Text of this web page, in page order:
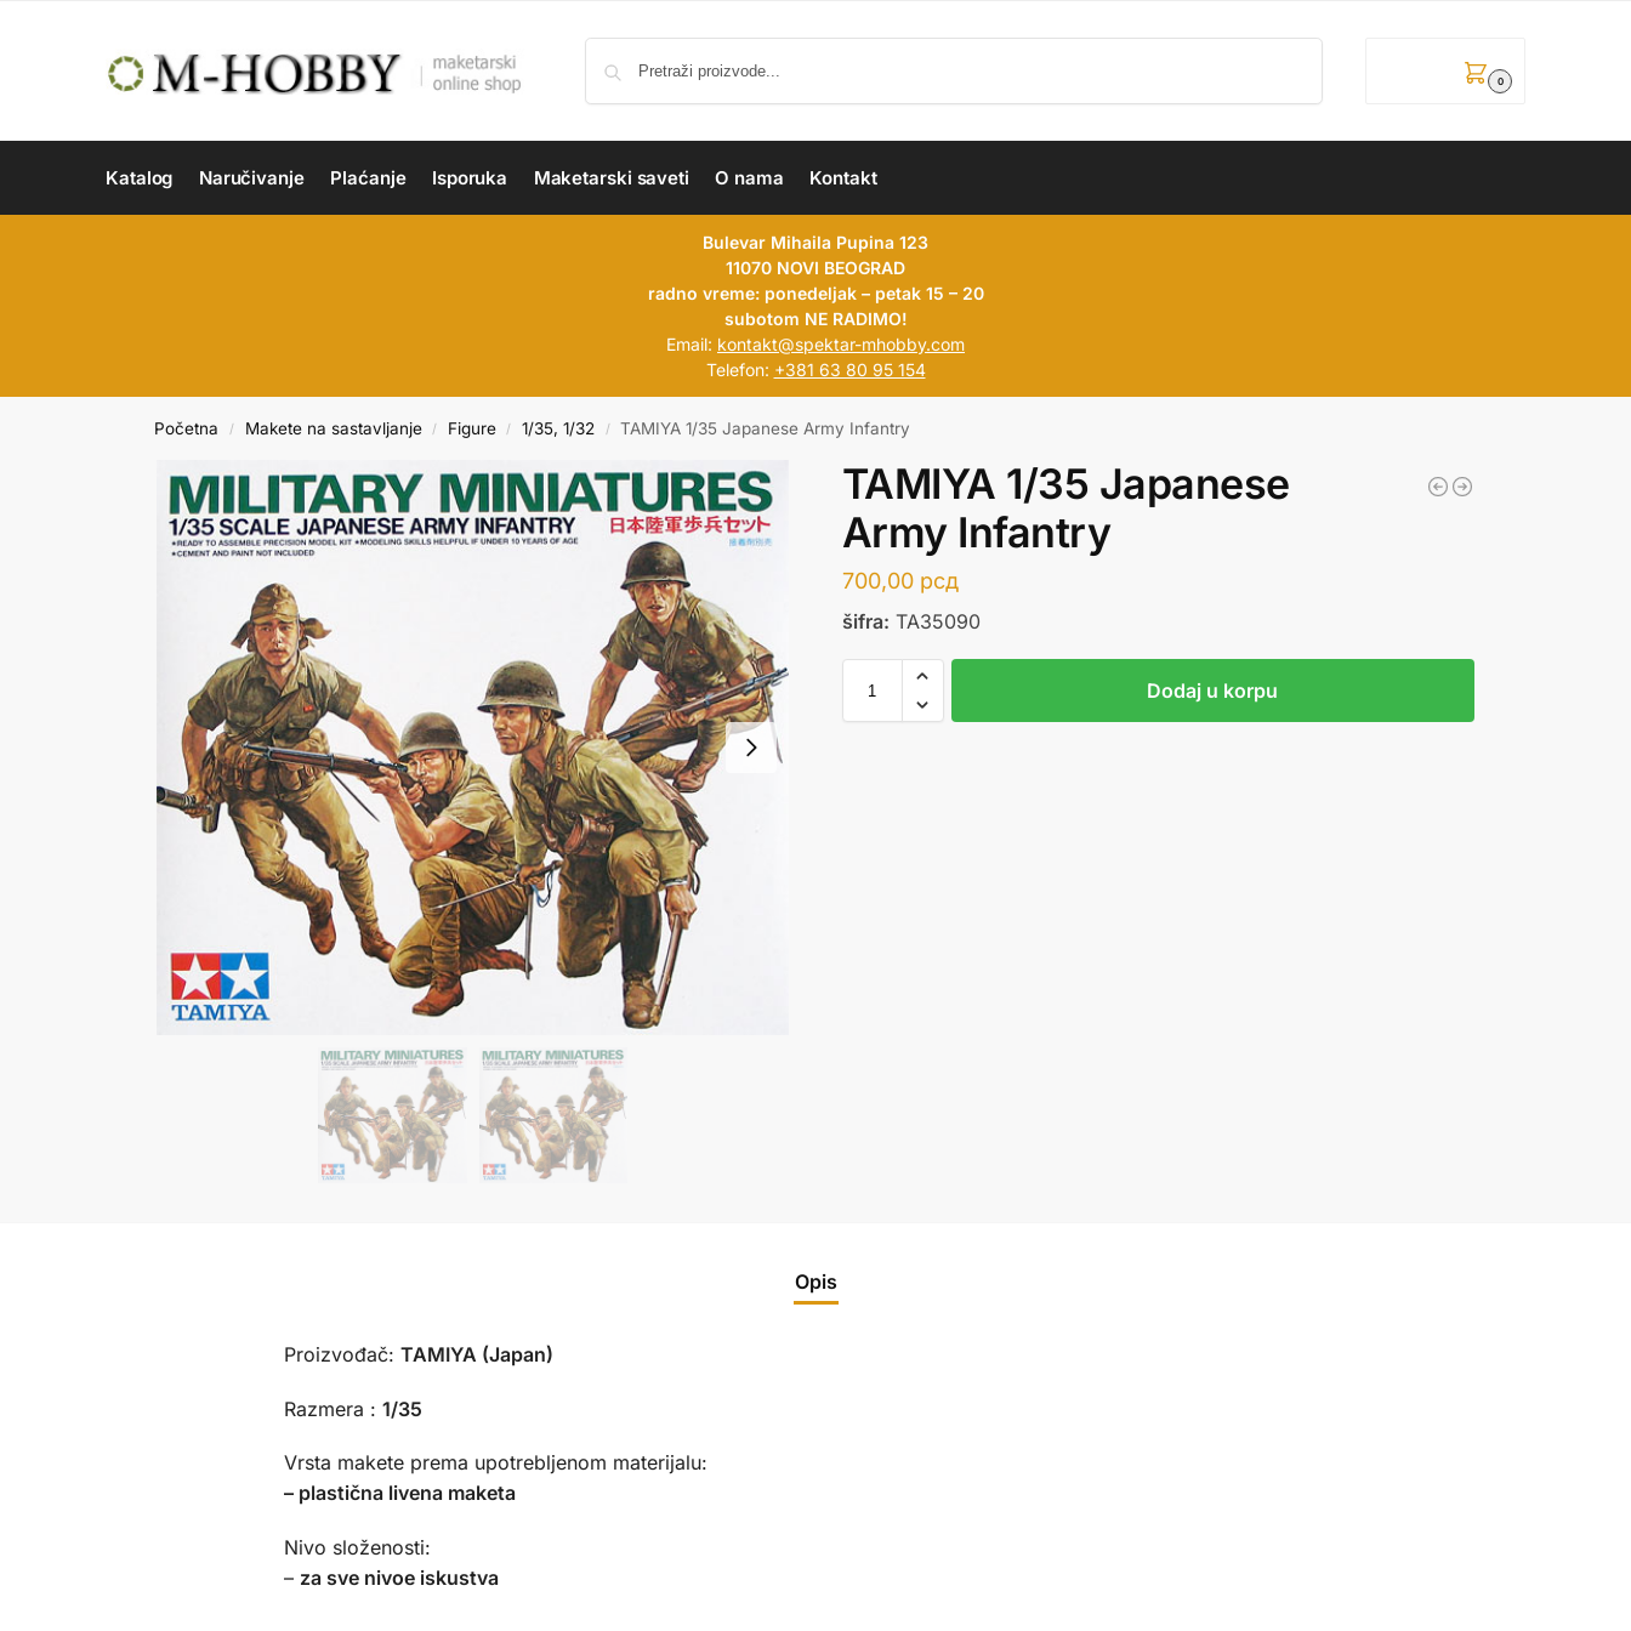
0
Katalog Naručivanje Plaćanje Isporuka Maketarski saveti O nama Kontakt
Bulevar Mihaila Pupina 123
11070 NOVI BEOGRAD
radno vreme: ponedeljak – petak 15 – 20
subotom NE RADIMO!
Email: kontakt@spektar-mhobby.com
Telefon: +381 63 80 95 154
Početna / Makete na sastavljanje / Figure / 1/35, 1/32 / TAMIYA 1/35 Japanese Army Infantry
TAMIYA 1/35 Japanese
Army Infantry
700,00 рсд
šifra: TA35090
Dodaj u korpu
Opis
Proizvođač: TAMIYA (Japan)
Razmera : 1/35
Vrsta makete prema upotrebljenom materijalu:
– plastična livena maketa
Nivo složenosti:
– za sve nivoe iskustva